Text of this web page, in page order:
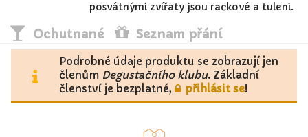
posvátnými zvířaty jsou rackové a tuleni.
Ochutnané Seznam přání
Podrobné údaje produktu se zobrazují jen
členům Degustačního klubu. Základní
členství je bezplatné,
přihlásit se!